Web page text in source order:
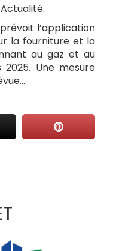
l’application
la fourniture et la
au gaz et au
Une mesure